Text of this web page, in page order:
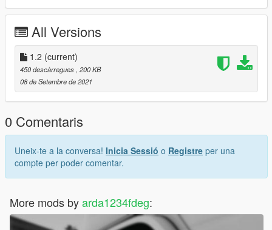
All Versions
1.2 (current)
450 descàrregues , 200 KB
08 de Setembre de 2021
0 Comentaris
Uneix-te a la conversa! Inicia Sessió o Registre per una
compte per poder comentar.
More mods byarda1234fdeg: